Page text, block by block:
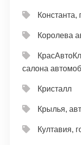
Константа,
Королева
салона
Кристалл
Крылья,
Култавия,